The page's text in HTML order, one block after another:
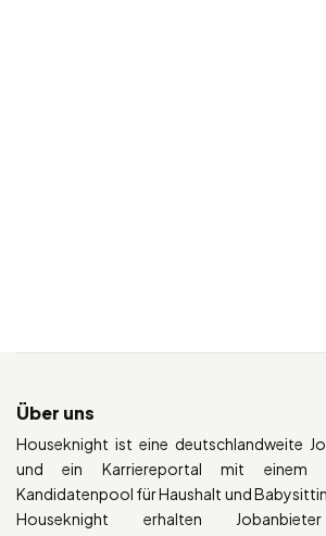
Über uns
Houseknight ist eine deutschlandweite
und ein Karriereportal mit einem
Kandidatenpool für Haushalt und
Houseknight erhalten